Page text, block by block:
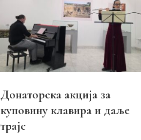
Донаторска акција за
куповину клавира и даље
траје